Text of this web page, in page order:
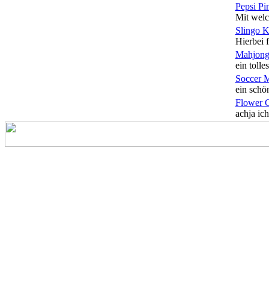
Pepsi
Mit
Slingo
Hierbei
ein
Soccer
ein
Flower
achja